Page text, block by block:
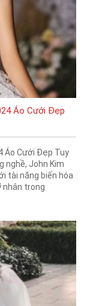
Áo Cưới Đẹp
Áo Cưới Đẹp Tuy
nghề, John Kim
tài năng biến hóa
nhân trong